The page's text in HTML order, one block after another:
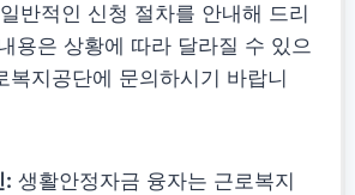
반적인 신청 절차를 안내해 드리
용은 상황에 따라 달라질 수 있으
복지공단에 문의하시기 바랍니
: 생활안정자금 융자는 근로복지